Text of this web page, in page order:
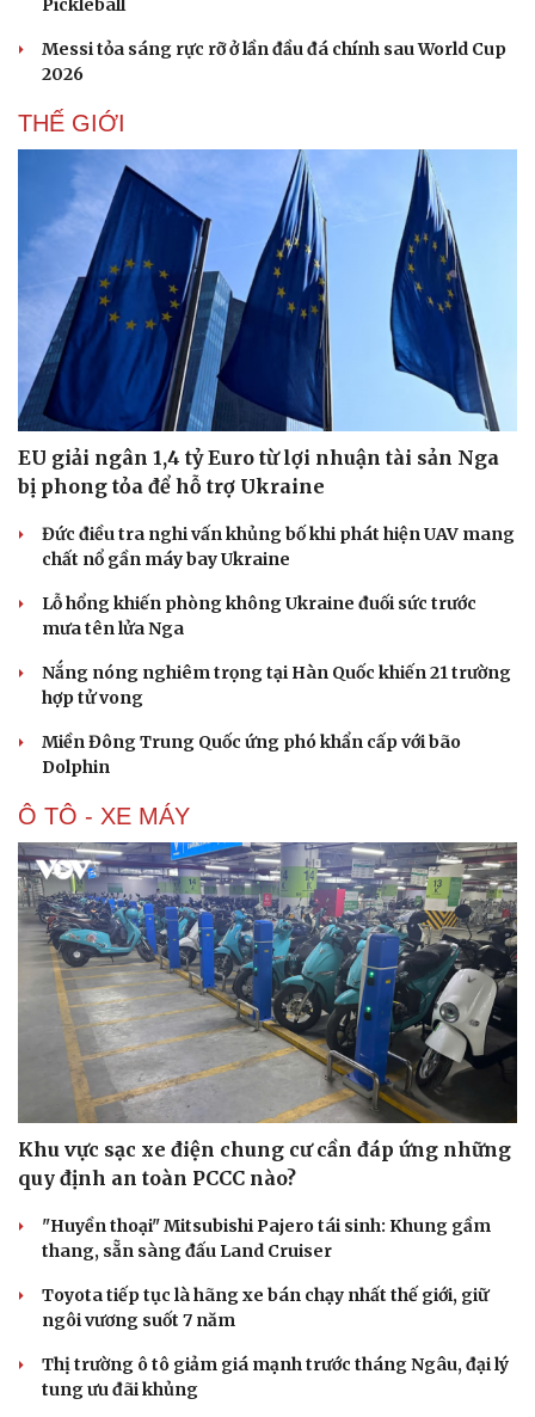
Du lịch
Săn Tour
check-in
Đọc truyện đêm khuya
Cửa sổ tình yêu
Kể chuyện cho bé
Hạt giống tâm hồn
Pickleball
Messi tỏa sáng rực rỡ ở lần đầu đá chính sau World Cup
2026
THẾ GIỚI
EU giải ngân 1,4 tỷ Euro từ lợi nhuận tài sản Nga
bị phong tỏa để hỗ trợ Ukraine
Đức điều tra nghi vấn khủng bố khi phát hiện UAV mang
chất nổ gần máy bay Ukraine
Lỗ hổng khiến phòng không Ukraine đuối sức trước
mưa tên lửa Nga
Nắng nóng nghiêm trọng tại Hàn Quốc khiến 21 trường
hợp tử vong
Miền Đông Trung Quốc ứng phó khẩn cấp với bão
Dolphin
Ô TÔ - XE MÁY
Khu vực sạc xe điện chung cư cần đáp ứng những
quy định an toàn PCCC nào?
"Huyền thoại" Mitsubishi Pajero tái sinh: Khung gầm
thang, sẵn sàng đấu Land Cruiser
Toyota tiếp tục là hãng xe bán chạy nhất thế giới, giữ
ngôi vương suốt 7 năm
Thị trường ô tô giảm giá mạnh trước tháng Ngâu, đại lý
tung ưu đãi khủng